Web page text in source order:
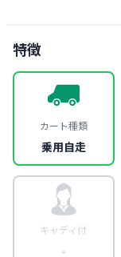
特徴
カート種類
乗用自走
キャディ付
-